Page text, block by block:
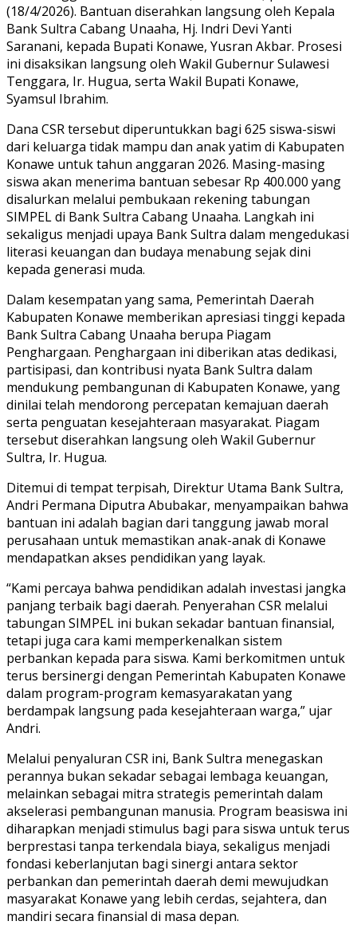
(18/4/2026). Bantuan diserahkan langsung oleh Kepala
Bank Sultra Cabang Unaaha, Hj. Indri Devi Yanti
Saranani, kepada Bupati Konawe, Yusran Akbar. Prosesi
ini disaksikan langsung oleh Wakil Gubernur Sulawesi
Tenggara, Ir. Hugua, serta Wakil Bupati Konawe,
Syamsul Ibrahim.
Dana CSR tersebut diperuntukkan bagi 625 siswa-siswi
dari keluarga tidak mampu dan anak yatim di Kabupaten
Konawe untuk tahun anggaran 2026. Masing-masing
siswa akan menerima bantuan sebesar Rp 400.000 yang
disalurkan melalui pembukaan rekening tabungan
SIMPEL di Bank Sultra Cabang Unaaha. Langkah ini
sekaligus menjadi upaya Bank Sultra dalam mengedukasi
literasi keuangan dan budaya menabung sejak dini
kepada generasi muda.
Dalam kesempatan yang sama, Pemerintah Daerah
Kabupaten Konawe memberikan apresiasi tinggi kepada
Bank Sultra Cabang Unaaha berupa Piagam
Penghargaan. Penghargaan ini diberikan atas dedikasi,
partisipasi, dan kontribusi nyata Bank Sultra dalam
mendukung pembangunan di Kabupaten Konawe, yang
dinilai telah mendorong percepatan kemajuan daerah
serta penguatan kesejahteraan masyarakat. Piagam
tersebut diserahkan langsung oleh Wakil Gubernur
Sultra, Ir. Hugua.
Ditemui di tempat terpisah, Direktur Utama Bank Sultra,
Andri Permana Diputra Abubakar, menyampaikan bahwa
bantuan ini adalah bagian dari tanggung jawab moral
perusahaan untuk memastikan anak-anak di Konawe
mendapatkan akses pendidikan yang layak.
“Kami percaya bahwa pendidikan adalah investasi jangka
panjang terbaik bagi daerah. Penyerahan CSR melalui
tabungan SIMPEL ini bukan sekadar bantuan finansial,
tetapi juga cara kami memperkenalkan sistem
perbankan kepada para siswa. Kami berkomitmen untuk
terus bersinergi dengan Pemerintah Kabupaten Konawe
dalam program-program kemasyarakatan yang
berdampak langsung pada kesejahteraan warga,” ujar
Andri.
Melalui penyaluran CSR ini, Bank Sultra menegaskan
perannya bukan sekadar sebagai lembaga keuangan,
melainkan sebagai mitra strategis pemerintah dalam
akselerasi pembangunan manusia. Program beasiswa ini
diharapkan menjadi stimulus bagi para siswa untuk terus
berprestasi tanpa terkendala biaya, sekaligus menjadi
fondasi keberlanjutan bagi sinergi antara sektor
perbankan dan pemerintah daerah demi mewujudkan
masyarakat Konawe yang lebih cerdas, sejahtera, dan
mandiri secara finansial di masa depan.